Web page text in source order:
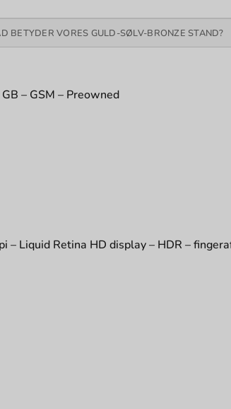
BETYDER VORES GULD-SØLV-BRONZE STAND?
– GSM – Preowned
– Liquid Retina HD display – HDR –